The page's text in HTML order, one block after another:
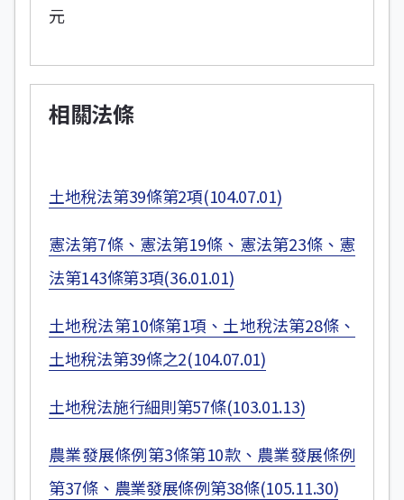
元
相關法條
土地稅法第39條第2項(104.07.01)
憲法第7條、憲法第19條、憲法第23條、憲
法第143條第3項(36.01.01)
土地稅法第10條第1項、土地稅法第28條、
土地稅法第39條之2(104.07.01)
土地稅法施行細則第57條(103.01.13)
農業發展條例第3條第10款、農業發展條例
第37條、農業發展條例第38條(105.11.30)